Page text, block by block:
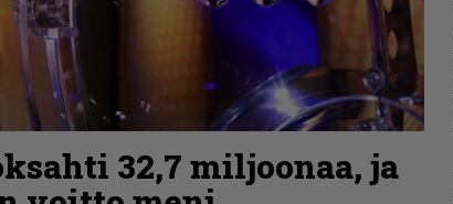
32,7 miljoonaa, ja